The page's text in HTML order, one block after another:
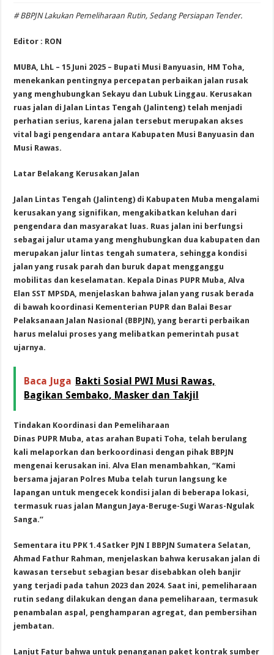
# BBPJN Lakukan Pemeliharaan Rutin, Sedang Persiapan Tender.
Editor : RON
MUBA, LhL – 15 Juni 2025 – Bupati Musi Banyuasin, HM Toha,
menekankan pentingnya percepatan perbaikan jalan rusak
yang menghubungkan Sekayu dan Lubuk Linggau. Kerusakan
ruas jalan di Jalan Lintas Tengah (Jalinteng) telah menjadi
perhatian serius, karena jalan tersebut merupakan akses
vital bagi pengendara antara Kabupaten Musi Banyuasin dan
Musi Rawas.
Latar Belakang Kerusakan Jalan
Jalan Lintas Tengah (Jalinteng) di Kabupaten Muba mengalami
kerusakan yang signifikan, mengakibatkan keluhan dari
pengendara dan masyarakat luas. Ruas jalan ini berfungsi
sebagai jalur utama yang menghubungkan dua kabupaten dan
merupakan jalur lintas tengah sumatera, sehingga kondisi
jalan yang rusak parah dan buruk dapat mengganggu
mobilitas dan keselamatan. Kepala Dinas PUPR Muba, Alva
Elan SST MPSDA, menjelaskan bahwa jalan yang rusak berada
di bawah koordinasi Kementerian PUPR dan Balai Besar
Pelaksanaan Jalan Nasional (BBPJN), yang berarti perbaikan
harus melalui proses yang melibatkan pemerintah pusat
ujarnya.
Baca Juga Bakti Sosial PWI Musi Rawas,
Bagikan Sembako, Masker dan Takjil
Tindakan Koordinasi dan Pemeliharaan
Dinas PUPR Muba, atas arahan Bupati Toha, telah berulang
kali melaporkan dan berkoordinasi dengan pihak BBPJN
mengenai kerusakan ini. Alva Elan menambahkan, “Kami
bersama jajaran Polres Muba telah turun langsung ke
lapangan untuk mengecek kondisi jalan di beberapa lokasi,
termasuk ruas jalan Mangun Jaya-Beruge-Sugi Waras-Ngulak
Sanga.”
Sementara itu PPK 1.4 Satker PJN I BBPJN Sumatera Selatan,
Ahmad Fathur Rahman, menjelaskan bahwa kerusakan jalan di
kawasan tersebut sebagian besar disebabkan oleh banjir
yang terjadi pada tahun 2023 dan 2024. Saat ini, pemeliharaan
rutin sedang dilakukan dengan dana pemeliharaan, termasuk
penambalan aspal, penghamparan agregat, dan pembersihan
jembatan.
Lanjut Fatur bahwa untuk penanganan paket kontrak sumber